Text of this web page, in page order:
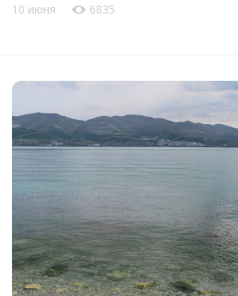
10 июня 6835